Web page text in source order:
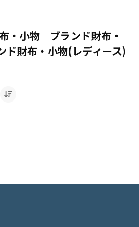
・小物 ブランド財布・
財布・小物(レディース)